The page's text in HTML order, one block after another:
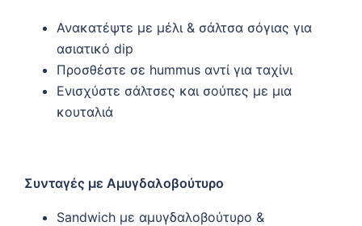
Ανακατέψτε με μέλι & σάλτσα σόγιας για
ασιατικό dip
Προσθέστε σε hummus αντί για ταχίνι
Ενισχύστε σάλτσες και σούπες με μια
κουταλιά
Συνταγές με Αμυγδαλοβούτυρο
Sandwich με αμυγδαλοβούτυρο &